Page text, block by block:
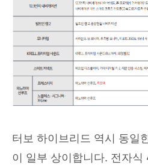
터보 하이브리드 역시 동일
이 일부 상이합니다. 전자